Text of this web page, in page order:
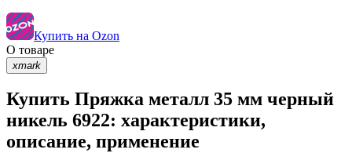
Купить на Ozon
О товаре
xmark
Купить Пряжка металл 35 мм черный
никель 6922: характеристики,
описание, применение